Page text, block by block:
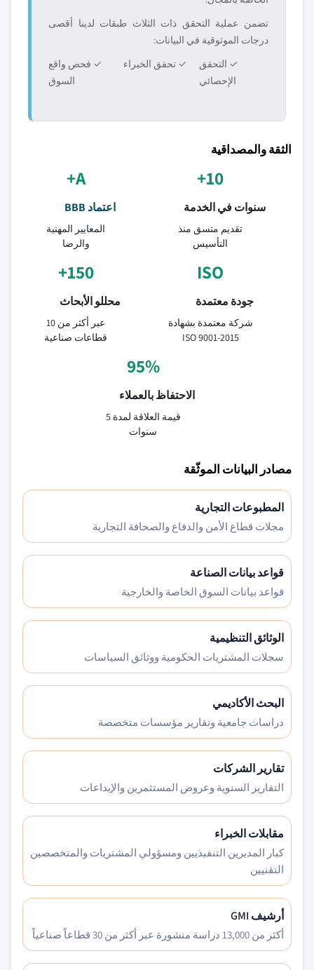
تضمن عملية التحقق ذات الثلاث طبقات لدينا أقصى
درجات الموثوقية في البيانات:
✓ التحقق
الإحصائي
✓ تحقق الخبراء
✓ فحص واقع
السوق
الثقة والمصداقية
10+
سنوات في الخدمة
تقديم متسق منذ
التأسيس
A+
اعتماد BBB
المعايير المهنية
والرضا
ISO
جودة معتمدة
شركة معتمدة بشهادة
ISO 9001-2015
150+
محللو الأبحاث
عبر أكثر من 10
قطاعات صناعية
95%
الاحتفاظ بالعملاء
قيمة العلاقة لمدة 5
سنوات
مصادر البيانات الموثّقة
المطبوعات التجارية
مجلات قطاع الأمن والدفاع والصحافة التجارية
قواعد بيانات الصناعة
قواعد بيانات السوق الخاصة والخارجية
الوثائق التنظيمية
سجلات المشتريات الحكومية ووثائق السياسات
البحث الأكاديمي
دراسات جامعية وتقارير مؤسسات متخصصة
تقارير الشركات
التقارير السنوية وعروض المستثمرين والإيداعات
مقابلات الخبراء
كبار المديرين التنفيذيين ومسؤولي المشتريات والمتخصصين
التقنيين
أرشيف GMI
أكثر من 13,000 دراسة منشورة عبر أكثر من 30 قطاعاً صناعياً